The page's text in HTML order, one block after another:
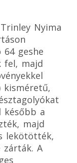
Nyima
geshe
fel, majd
kisméretű,
később a
majd
lekötötték,
zárták. A